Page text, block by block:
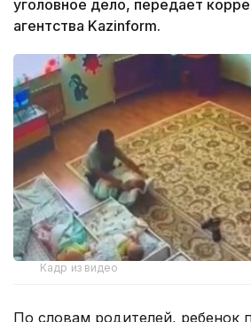
уголовное дело, передает
агентства Kazinform.
Кадр из видео
По словам родителей, ребенок